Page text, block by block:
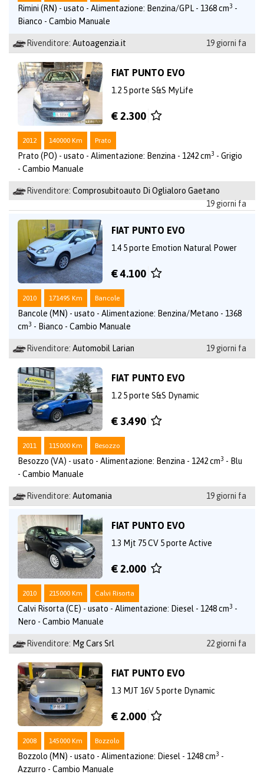
Rimini (RN) - usato - Alimentazione: Benzina/GPL - 1368 cm3 -
Bianco - Cambio Manuale
Rivenditore: Autoagenzia.it 19 giorni fa
FIAT PUNTO EVO
1.2 5 porte S&S MyLife
€ 2.300
2012 140000 Km Prato
Prato (PO) - usato - Alimentazione: Benzina - 1242 cm3 - Grigio
- Cambio Manuale
Rivenditore: Comprosubitoauto Di Oglialoro Gaetano
19 giorni fa
FIAT PUNTO EVO
1.4 5 porte Emotion Natural Power
€ 4.100
2010 171495 Km Bancole
Bancole (MN) - usato - Alimentazione: Benzina/Metano - 1368
cm3 - Bianco - Cambio Manuale
Rivenditore: Automobil Larian 19 giorni fa
FIAT PUNTO EVO
1.2 5 porte S&S Dynamic
€ 3.490
2011 115000 Km Besozzo
Besozzo (VA) - usato - Alimentazione: Benzina - 1242 cm3 - Blu
- Cambio Manuale
Rivenditore: Automania 19 giorni fa
FIAT PUNTO EVO
1.3 Mjt 75 CV 5 porte Active
€ 2.000
2010 215000 Km Calvi Risorta
Calvi Risorta (CE) - usato - Alimentazione: Diesel - 1248 cm3 -
Nero - Cambio Manuale
Rivenditore: Mg Cars Srl 22 giorni fa
FIAT PUNTO EVO
1.3 MJT 16V 5 porte Dynamic
€ 2.000
2008 145000 Km Bozzolo
Bozzolo (MN) - usato - Alimentazione: Diesel - 1248 cm3 -
Azzurro - Cambio Manuale